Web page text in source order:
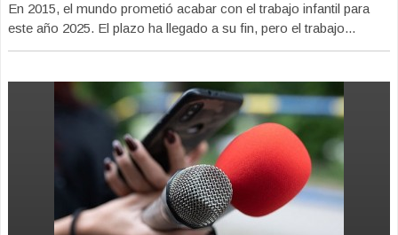
En 2015, el mundo prometió acabar con el trabajo infantil para
este año 2025. El plazo ha llegado a su fin, pero el trabajo...